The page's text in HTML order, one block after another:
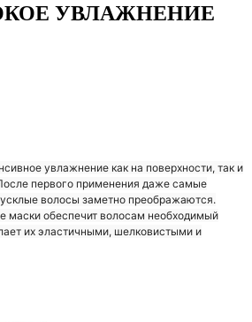
УВЛАЖНЕНИЕ
увлажнение как на поверхности, так и
первого применения даже самые
волосы заметно преображаются.
маски обеспечит волосам необходимый
их эластичными, шелковистыми и